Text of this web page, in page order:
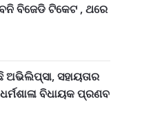
ବିଜେଡି ଟିକେଟ , ଥରେ
ସହାୟତାର
ବିଧାୟକ ପ୍ରଣବ